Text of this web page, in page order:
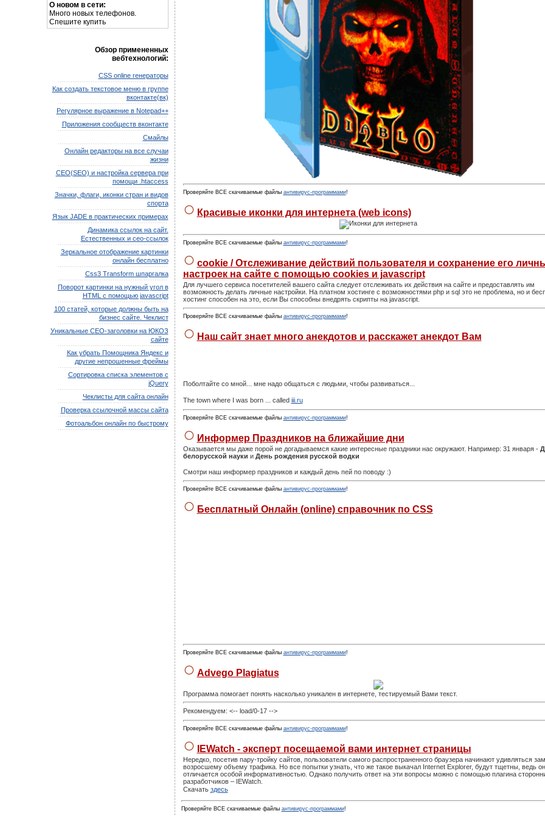
О новом в сети:
Много новых телефонов.
Спешите купить
Обзор примененных
вебтехнологий:
CSS online генераторы
Как создать текстовое меню в группе
вконтакте(вк)
Регулярное выражение в Notepad++
Приложения сообществ вконтакте
Смайлы
Онлайн редакторы на все случаи
жизни
СЕО(SEO) и настройка сервера при
помощи .htaccess
Значки, флаги, иконки стран и видов
спорта
Язык JADE в практических примерах
Динамика ссылок на сайт.
Естественных и сео-ссылок
Зеркальное отображение картинки
онлайн бесплатно
Css3 Transform шпаргалка
Поворот картинки на нужный угол в
HTML с помощью javascript
100 статей, которые должны быть на
бизнес сайте. Чеклист
Уникальные СЕО-заголовки на ЮКОЗ
сайте
Как убрать Помощника Яндекс и
другие непрошенные фреймы
Сортировка списка элементов с
jQuery
Чеклисты для сайта онлайн
Проверка ссылочной массы сайта
Фотоальбон онлайн по быстрому
Проверяйте ВСЕ скачиваемые файлы антивирус-программами!
Красивые иконки для интернета (web icons)
Проверяйте ВСЕ скачиваемые файлы антивирус-программами!
cookie / Отслеживание действий пользователя и сохранение его
настроек на сайте с помощью cookies и javascript
Для лучшего сервиса посетителей вашего сайта следует отслеживать их действия на сайте и предоставлять им
возможность делать личные настройки. На платном хостинге с возможностями php и sql это не проблема, но и
хостинг способен на это, если Вы способны внедрять скрипты на javascript.
Проверяйте ВСЕ скачиваемые файлы антивирус-программами!
Наш сайт знает много анекдотов и расскажет анекдот Вам
Поболтайте со мной... мне надо общаться с людьми, чтобы развиваться...
The town where I was born ... called iii.ru
Проверяйте ВСЕ скачиваемые файлы антивирус-программами!
Информер Праздников на ближайшие дни
Оказывается мы даже порой не догадываемся какие интересные праздники нас окружают. Например: 31 января -
белорусской науки и День рождения русской водки
Смотри наш информер праздников и каждый день пей по поводу :)
Проверяйте ВСЕ скачиваемые файлы антивирус-программами!
Бесплатный Онлайн (online) справочник по CSS
Проверяйте ВСЕ скачиваемые файлы антивирус-программами!
Advego Plagiatus
Программа помогает понять насколько уникален в интернете, тестируемый Вами текст.
Рекомендуем: <-- load/0-17 -->
Проверяйте ВСЕ скачиваемые файлы антивирус-программами!
IEWatch - эксперт посещаемой вами интернет страницы
Нередко, посетив пару-тройку сайтов, пользователи самого распространенного браузера начинают удивляться
возросшему объему трафика. Но все попытки узнать, что же такое выкачал Internet Explorer, будут тщетны, ведь
отличается особой информативностью. Однако получить ответ на эти вопросы можно с помощью пла­гина
разработчиков – IEWatch.
Скачать здесь
Проверяйте ВСЕ скачиваемые файлы антивирус-программами!